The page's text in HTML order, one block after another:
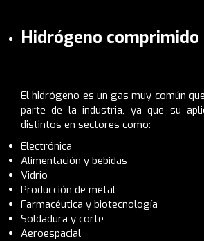
Hidrógeno comprimido
El hidrógeno es un gas muy común
parte de la industria, ya que su
distintos en sectores como:
Electrónica
Alimentación y bebidas
Vidrio
Producción de metal
Farmacéutica y biotecnología
Soldadura y corte
Aeroespacial